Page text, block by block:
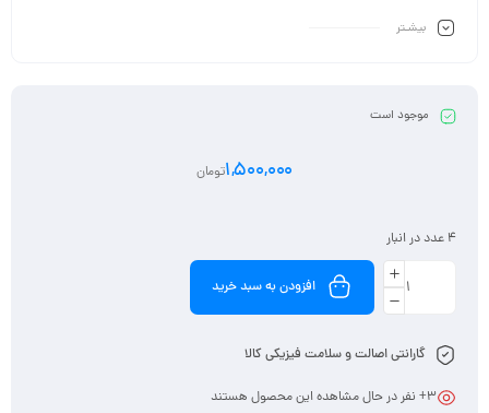
بیشـتر
موجود است
1,500,000تومان
4 عدد در انبار
افزودن به سبد خرید
گارانتی اصالت و سلامت فیزیکی کالا
3+ نفر در حال مشاهده این محصول هستند